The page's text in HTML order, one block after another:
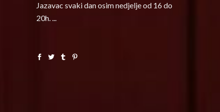
Jazavac svaki dan osim nedjelje od 16 do
20h.